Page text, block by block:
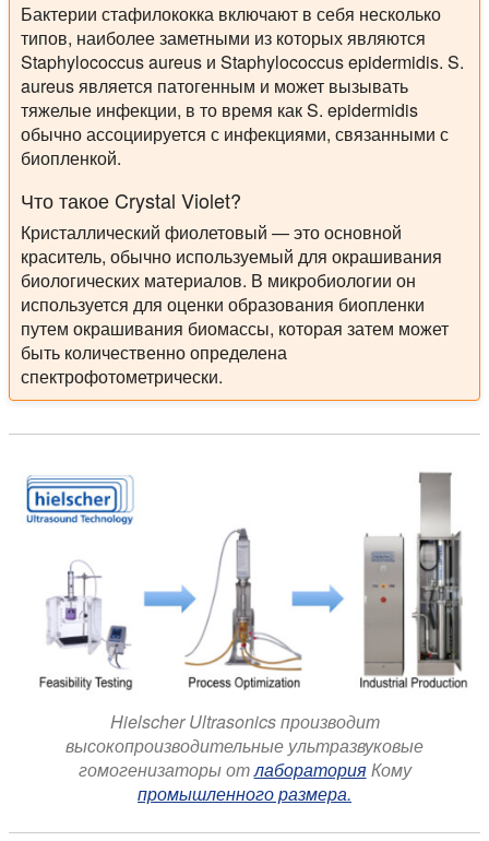
Бактерии стафилококка включают в себя несколько
типов, наиболее заметными из которых являются
Staphylococcus aureus и Staphylococcus epidermidis. S.
aureus является патогенным и может вызывать
тяжелые инфекции, в то время как S. epidermidis
обычно ассоциируется с инфекциями, связанными с
биопленкой.
Что такое Crystal Violet?
Кристаллический фиолетовый — это основной
краситель, обычно используемый для окрашивания
биологических материалов. В микробиологии он
используется для оценки образования биопленки
путем окрашивания биомассы, которая затем может
быть количественно определена
спектрофотометрически.
Hielscher Ultrasonics производит
высокопроизводительные ультразвуковые
гомогенизаторы отлабораторияКому
промышленного размера.